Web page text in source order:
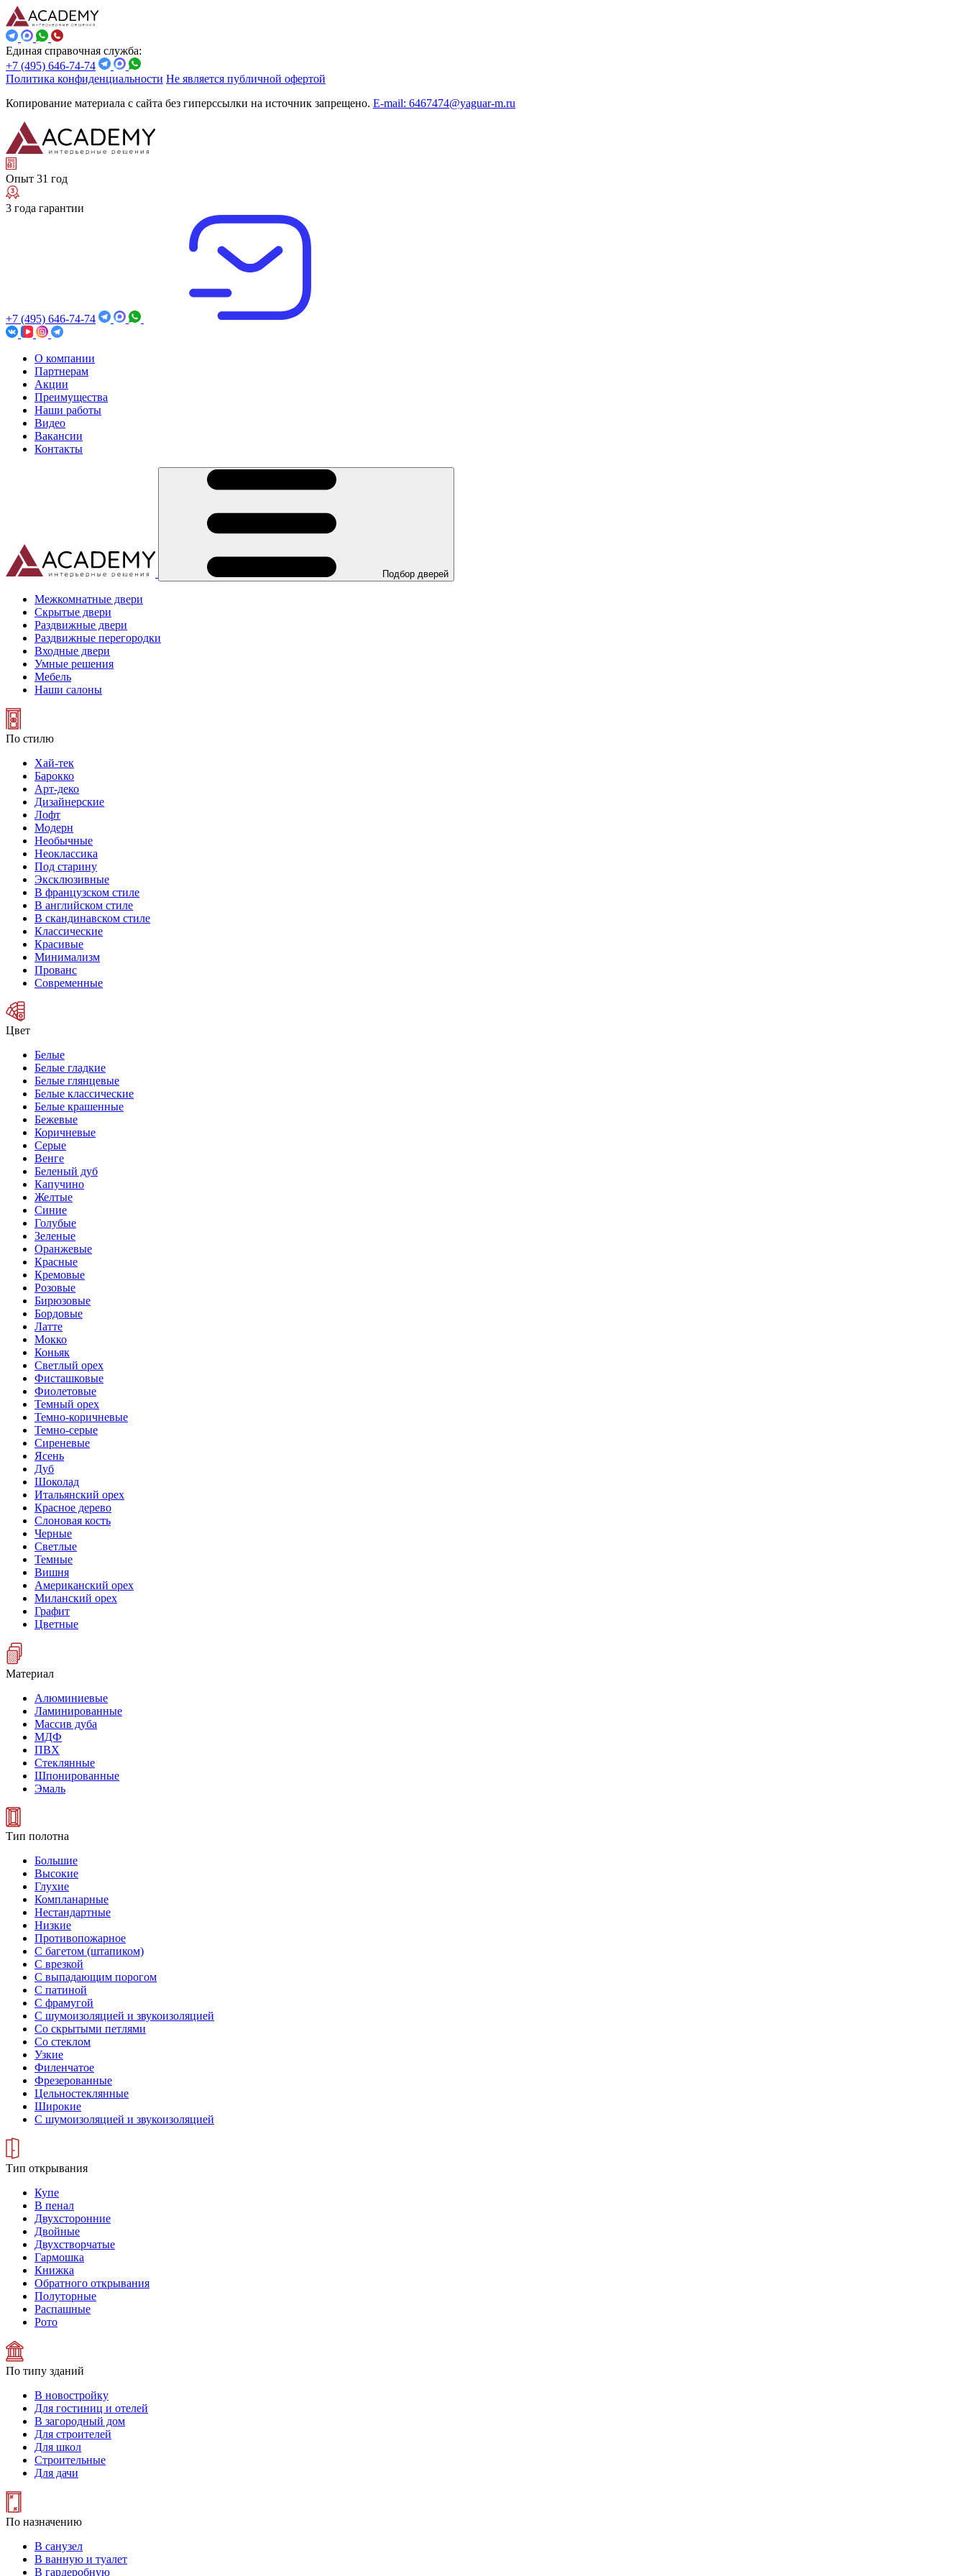
Единая справочная служба:
+7 (495) 646-74-74
Политика конфиденциальности Не является публичной офертой
Копирование материала с сайта без гиперссылки на источник запрещено. E-mail: 6467474@yaguar-m.ru
Опыт 31 год
3 года гарантии
+7 (495) 646-74-74
О компании
Партнерам
Акции
Преимущества
Наши работы
Видео
Вакансии
Контакты
Подбор дверей
Межкомнатные двери
Скрытые двери
Раздвижные двери
Раздвижные перегородки
Входные двери
Умные решения
Мебель
Наши салоны
По стилю
Хай-тек
Барокко
Арт-деко
Дизайнерские
Лофт
Модерн
Необычные
Неоклассика
Под старину
Эксклюзивные
В французском стиле
В английском стиле
В скандинавском стиле
Классические
Красивые
Минимализм
Прованс
Современные
Цвет
Белые
Белые гладкие
Белые глянцевые
Белые классические
Белые крашенные
Бежевые
Коричневые
Серые
Венге
Беленый дуб
Капучино
Желтые
Синие
Голубые
Зеленые
Оранжевые
Красные
Кремовые
Розовые
Бирюзовые
Бордовые
Латте
Мокко
Коньяк
Светлый орех
Фисташковые
Фиолетовые
Темный орех
Темно-коричневые
Темно-серые
Сиреневые
Ясень
Дуб
Шоколад
Итальянский орех
Красное дерево
Слоновая кость
Черные
Светлые
Темные
Вишня
Американский орех
Миланский орех
Графит
Цветные
Материал
Алюминиевые
Ламинированные
Массив дуба
МДФ
ПВХ
Стеклянные
Шпонированные
Эмаль
Тип полотна
Большие
Высокие
Глухие
Компланарные
Нестандартные
Низкие
Противопожарное
С багетом (штапиком)
С врезкой
С выпадающим порогом
С патиной
С фрамугой
С шумоизоляцией и звукоизоляцией
Со скрытыми петлями
Со стеклом
Узкие
Филенчатое
Фрезерованные
Цельностеклянные
Широкие
С шумоизоляцией и звукоизоляцией
Тип открывания
Купе
В пенал
Двухсторонние
Двойные
Двухстворчатые
Гармошка
Книжка
Обратного открывания
Полуторные
Распашные
Рото
По типу зданий
В новостройку
Для гостиниц и отелей
В загородный дом
Для строителей
Для школ
Строительные
Для дачи
По назначению
В санузел
В ванную и туалет
В гардеробную